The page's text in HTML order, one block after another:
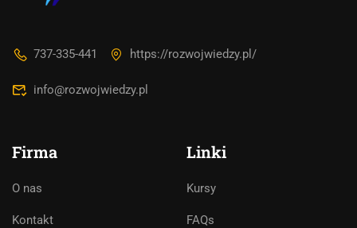
737-335-441 https://rozwojwiedzy.pl/
info@rozwojwiedzy.pl
Firma
O nas
Kontakt
Linki
Kursy
FAQs